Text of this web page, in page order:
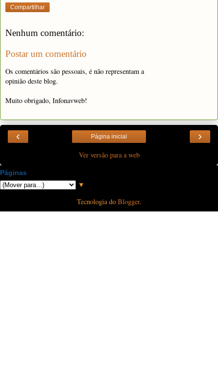
Compartilhar
Nenhum comentário:
Postar um comentário
Os comentários são pessoais, é não representam a
opinião deste blog.
Muito obrigado, Infonavweb!
‹ ›
Página inicial
Ver versão para a web
Páginas
▼
Tecnologia do Blogger.